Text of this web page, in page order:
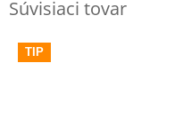
Súvisiaci tovar
TIP